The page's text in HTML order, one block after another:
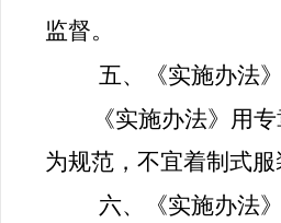
监督。
五、《实施办法
《实施办法》用
为规范，不宜着制式
六、《实施办法